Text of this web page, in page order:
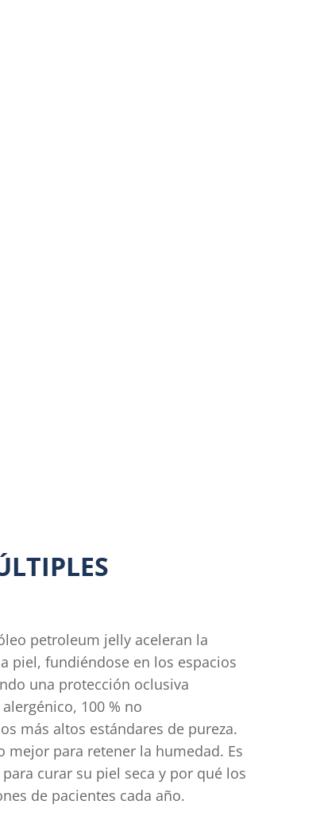
petroleum jelly aceleran la
piel, fundiéndose en los espacios
una protección oclusiva
100 % no
más altos estándares de pureza.
mejor para retener la humedad. Es
curar su piel seca y por qué los
de pacientes cada año.